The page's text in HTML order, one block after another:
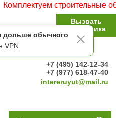
дольше обычного
VPN
строительные
Вызвать
замерщика
+7 (495) 142-12-34
+7 (977) 618-47-40
intereruyut@mail.ru